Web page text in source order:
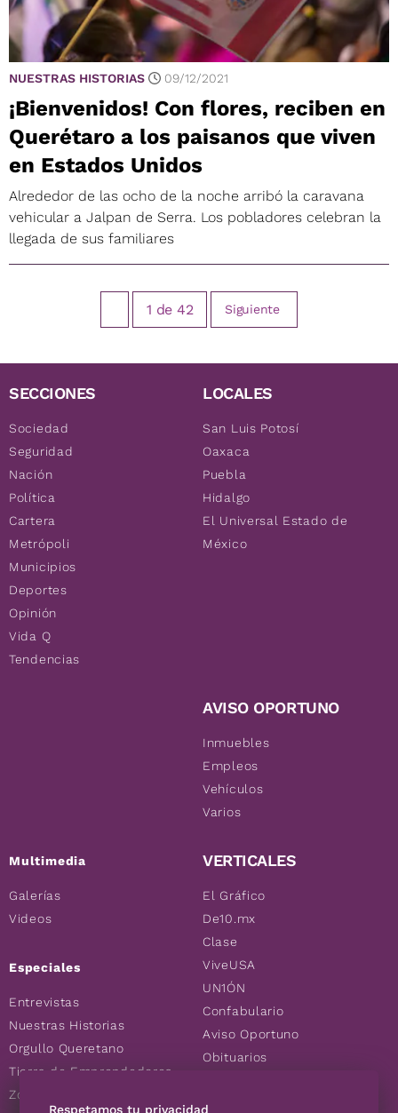
NUESTRAS HISTORIAS 09/12/2021
¡Bienvenidos! Con flores, reciben en
Querétaro a los paisanos que viven
en Estados Unidos
Alrededor de las ocho de la noche arribó la caravana
vehicular a Jalpan de Serra. Los pobladores celebran la
llegada de sus familiares
1 de 42 Siguiente
SECCIONES
Sociedad
Seguridad
Nación
Política
Cartera
Metrópoli
Municipios
Deportes
Opinión
Vida Q
Tendencias
Multimedia
Galerías
Videos
Especiales
Entrevistas
Nuestras Historias
Orgullo Queretano
Tierra de Emprendedores
Zoociales
LOCALES
San Luis Potosí
Oaxaca
Puebla
Hidalgo
El Universal Estado de
México
AVISO OPORTUNO
Inmuebles
Empleos
Vehículos
Varios
VERTICALES
El Gráfico
De10.mx
Clase
ViveUSA
UN1ÓN
Confabulario
Aviso Oportuno
Obituarios
Consultas
Respetamos tu privacidad